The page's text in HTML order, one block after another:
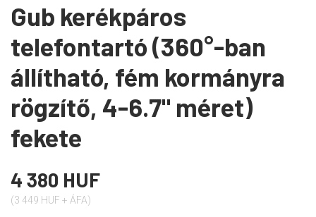
Gub kerékpáros
telefontartó (360°-ban
állítható, fém kormányra
rögzítő, 4-6.7" méret)
fekete
4 380 HUF
(3 449 HUF + ÁFA)